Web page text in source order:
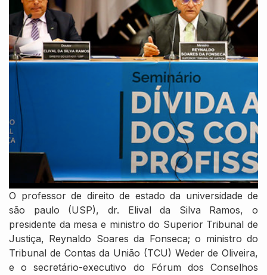
O professor de direito de estado da universidade de
são paulo (USP), dr. Elival da Silva Ramos, o
presidente da mesa e ministro do Superior Tribunal de
Justiça, Reynaldo Soares da Fonseca; o ministro do
Tribunal de Contas da União (TCU) Weder de Oliveira,
e o secretário-executivo do Fórum dos Conselhos